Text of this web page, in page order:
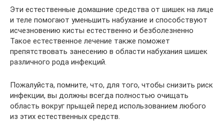
Эти естественные домашние средства от шишек на лице
и теле помогают уменьшить набухание и способствуют
исчезновению кисты естественно и безболезненно
Такое естественное лечение также поможет
препятствовать занесению в области набухания шишек
различного рода инфекций.
Пожалуйста, помните, что, для того, чтобы снизить риск
инфекции, вы должны всегда полностью очищать
область вокруг прыщей перед использованием любого
из этих естественных средств.